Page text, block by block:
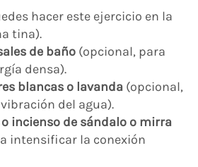
hacer este ejercicio en la
tina).
de baño (opcional, para
densa).
blancas o lavanda (opcional,
del agua).
incienso de sándalo o mirra
intensificar la conexión